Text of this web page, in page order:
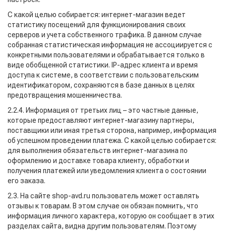
С какой целью собирается: интернет-магазин ведет
статистику посещений для функционирования своих
серверов и учета собственного трафика. В данном случае
собранная статистическая информация не ассоциируется с
конкретными пользователями и обрабатывается только в
виде обобщенной статистики. IP-адрес клиента и время
доступа к системе, в соответствии с пользовательским
идентификатором, сохраняются в базе данных в целях
предотвращения мошенничества.
2.2.4. Информация от третьих лиц – это частные данные,
которые предоставляют интернет-магазину партнеры,
поставщики или иная третья сторона, например, информация
об успешном проведении платежа. С какой целью собирается:
для выполнения обязательств интернет-магазина по
оформлению и доставке товара клиенту, обработки и
получения платежей или уведомления клиента о состоянии
его заказа.
2.3. На сайте shop-avd.ru пользователь может оставлять
отзывы к товарам. В этом случае он обязан помнить, что
информация личного характера, которую он сообщает в этих
разделах сайта, видна другим пользователям. Поэтому